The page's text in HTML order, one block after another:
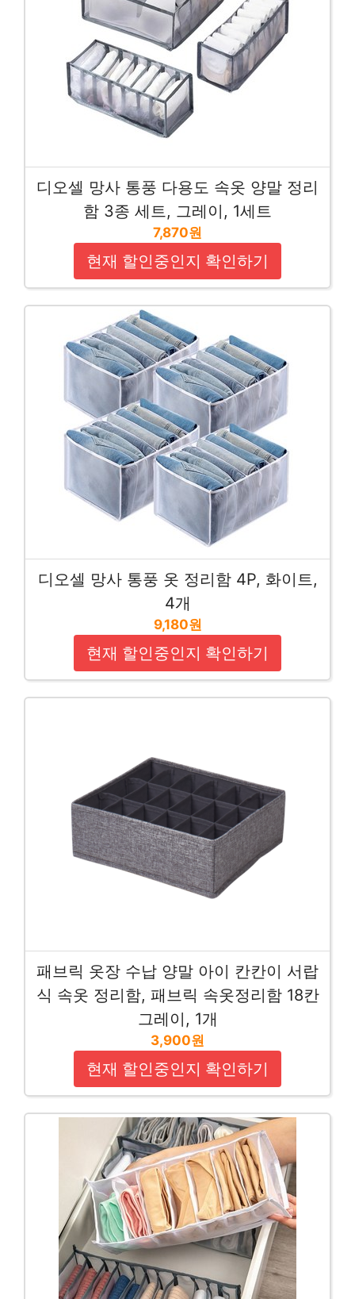
디오셀 망사 통풍 다용도 속옷 양말 정리
함 3종 세트, 그레이, 1세트
7,870원
현재 할인중인지 확인하기
디오셀 망사 통풍 옷 정리함 4P, 화이트,
4개
9,180원
현재 할인중인지 확인하기
패브릭 옷장 수납 양말 아이 칸칸이 서랍
식 속옷 정리함, 패브릭 속옷정리함 18칸
그레이, 1개
3,900원
현재 할인중인지 확인하기